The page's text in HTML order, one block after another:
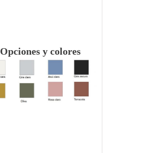
Opciones y colores